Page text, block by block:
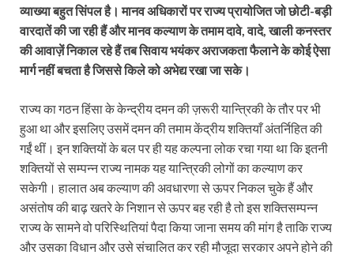
व्याख्या बहुत सिंपल है। मानव अधिकारों पर राज्य प्रायोजित जो छोटी-बड़ी
वारदातें की जा रही हैं और मानव कल्याण के तमाम दावे, वादे, खाली कनस्तर
की आवाज़ें निकाल रहे हैं तब सिवाय भयंकर अराजकता फैलाने के कोई ऐसा
मार्ग नहीं बचता है जिससे किले को अभेद्य रखा जा सके।
राज्य का गठन हिंसा के केन्द्रीय दमन की ज़रूरी यान्त्रिकी के तौर पर भी
हुआ था और इसलिए उसमें दमन की तमाम केंद्रीय शक्तियाँ अंतर्निहित की
गईं थीं। इन शक्तियों के बल पर ही यह कल्पना लोक रचा गया था कि इतनी
शक्तियों से सम्पन्न राज्य नामक यह यान्त्रिकी लोगों का कल्याण कर
सकेगी। हालात अब कल्याण की अवधारणा से ऊपर निकल चुके हैं और
असंतोष की बाढ़ खतरे के निशान से ऊपर बह रही है तो इस शक्तिसम्पन्न
राज्य के सामने वो परिस्थितियां पैदा किया जाना समय की मांग है ताकि राज्य
और उसका विधान और उसे संचालित कर रही मौजूदा सरकार अपने होने की